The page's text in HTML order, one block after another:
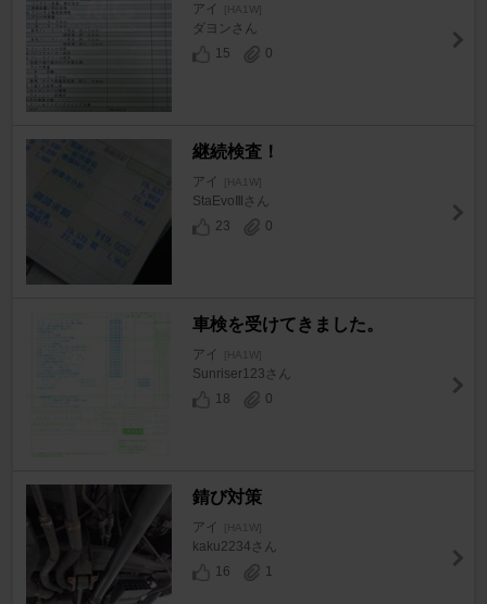
アイ [HA1W]
ダヨンさん
15
0
継続検査！
アイ [HA1W]
StaEvoⅢさん
23
0
車検を受けてきました。
アイ [HA1W]
Sunriser123さん
18
0
錆び対策
アイ [HA1W]
kaku2234さん
16
1